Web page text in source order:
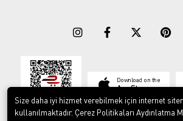
Download on the
App Store
Size daha iyi hizmet verebilmek için internet
kullanılmaktadır. Çerez Politikaları Aydınlatma